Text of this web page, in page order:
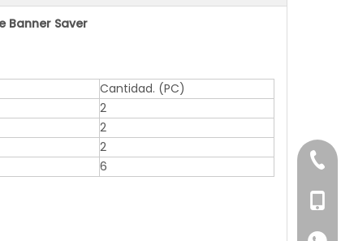
Banner Saver
Cantidad. (PC)
2
2
2
6 +86-